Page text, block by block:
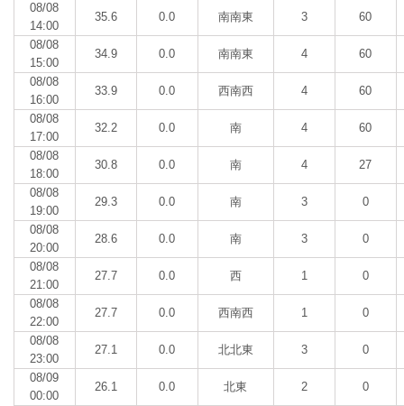
08/08
14:00
35.6 0.0 南南東 3 60
08/08
15:00
34.9 0.0 南南東 4 60
08/08
16:00
33.9 0.0 西南西 4 60
08/08
17:00
32.2 0.0 南 4 60
08/08
18:00
30.8 0.0 南 4 27
08/08
19:00
29.3 0.0 南 3 0
08/08
20:00
28.6 0.0 南 3 0
08/08
21:00
27.7 0.0 西 1 0
08/08
22:00
27.7 0.0 西南西 1 0
08/08
23:00
27.1 0.0 北北東 3 0
08/09
00:00
26.1 0.0 北東 2 0